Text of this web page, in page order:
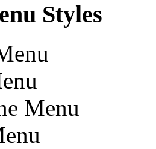
Styles
Menu